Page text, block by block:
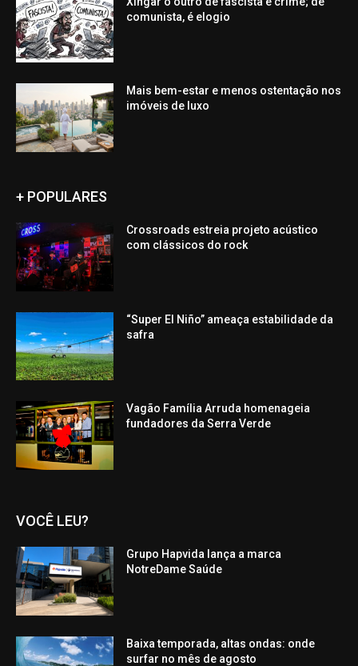
comunista, é elogio
Mais bem-estar e menos ostentação nos
imóveis de luxo
+ POPULARES
Crossroads estreia projeto acústico
com clássicos do rock
“Super El Niño” ameaça estabilidade da
safra
Vagão Família Arruda homenageia
fundadores da Serra Verde
VOCÊ LEU?
Grupo Hapvida lança a marca
NotreDame Saúde
Baixa temporada, altas ondas: onde
surfar no mês de agosto